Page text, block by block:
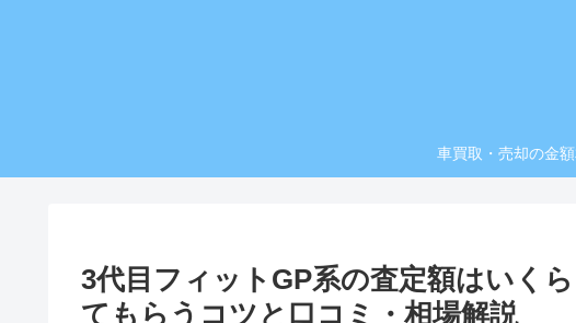
車買取・売却の金
3代目フィットGP系の査定額はいく
てもらうコツと口コミ・相場解説